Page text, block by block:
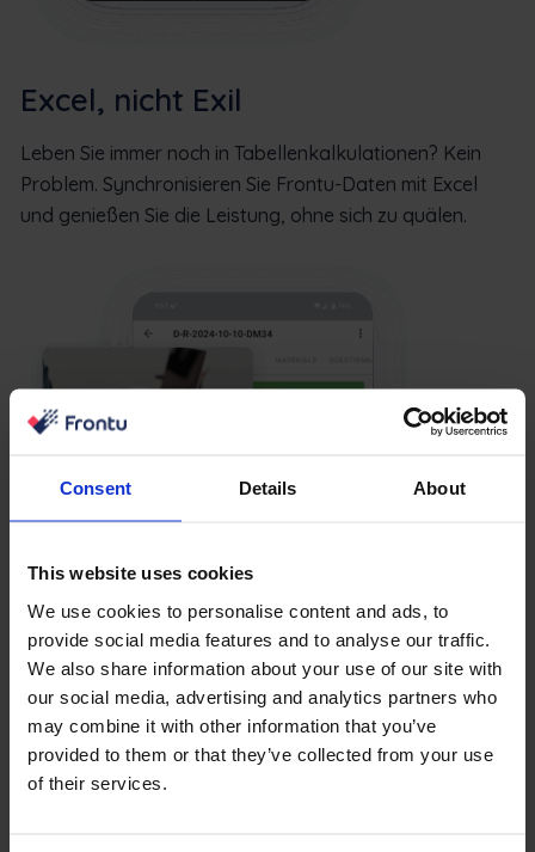
Consent Details About
This website uses cookies
We use cookies to personalise content and ads, to
provide social media features and to analyse our traffic.
We also share information about your use of our site with
our social media, advertising and analytics partners who
may combine it with other information that you’ve
provided to them or that they’ve collected from your use
of their services.
Excel, nicht Exil
Leben Sie immer noch in Tabellenkalkulationen? Kein
Problem. Synchronisieren Sie Frontu-Daten mit Excel
und genießen Sie die Leistung, ohne sich zu quälen.